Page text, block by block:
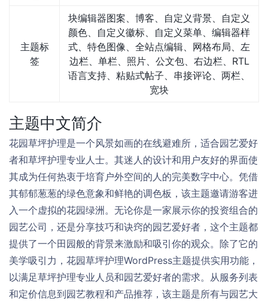
主题标
签
块编辑器图案、博客、自定义背景、自定义
颜色、自定义徽标、自定义菜单、编辑器样
式、特色图像、全站点编辑、网格布局、左
边栏、单栏、照片、公文包、右边栏、RTL
语言支持、粘贴式帖子、串接评论、两栏、
宽块
主题中文简介
花园草坪护理是一个风景如画的在线避难所，适合园艺爱好
者和草坪护理专业人士。其迷人的设计和用户友好的界面使
其成为任何热衷于培育户外空间的人的完美数字中心。凭借
其郁郁葱葱的绿色意象和鲜艳的调色板，该主题邀请游客进
入一个虚拟的花园绿洲。无论你是一家展示你的投资组合的
园艺公司，还是分享技巧和诀窍的园艺爱好者，这个主题都
提供了一个田园般的背景来激励和吸引你的观众。除了它的
美学吸引力，花园草坪护理WordPress主题提供实用功能，
以满足草坪护理专业人员和园艺爱好者的需求。从服务列表
和定价信息到园艺教程和产品推荐，该主题是所有与园艺大